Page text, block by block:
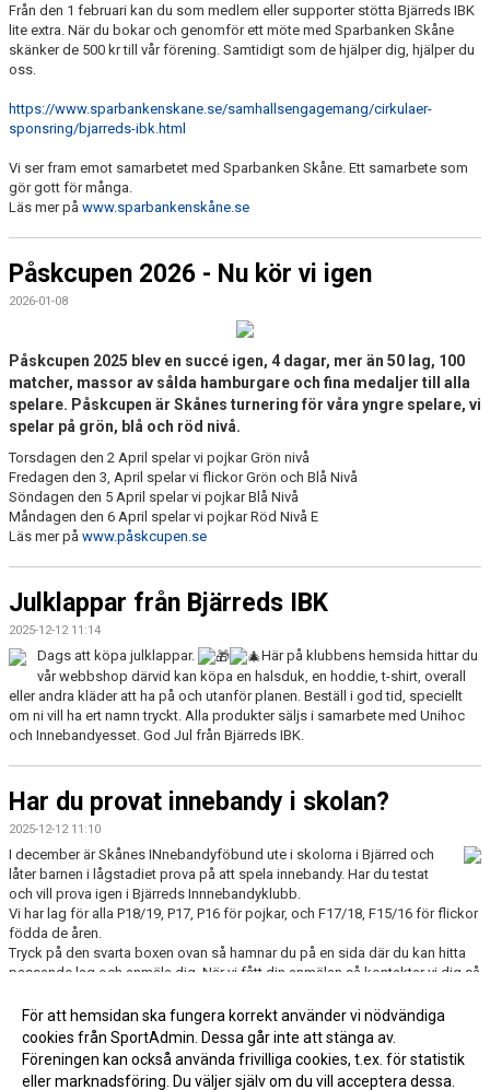
Från den 1 februari kan du som medlem eller supporter stötta Bjärreds IBK
lite extra. När du bokar och genomför ett möte med Sparbanken Skåne
skänker de 500 kr till vår förening. Samtidigt som de hjälper dig, hjälper du
oss.
https://www.sparbankenskane.se/samhallsengagemang/cirkulaer-
sponsring/bjarreds-ibk.html
Vi ser fram emot samarbetet med Sparbanken Skåne. Ett samarbete som
gör gott för många.
Läs mer på www.sparbankenskåne.se
Påskcupen 2026 - Nu kör vi igen
2026-01-08
Påskcupen 2025 blev en succé igen, 4 dagar, mer än 50 lag, 100
matcher, massor av sålda hamburgare och fina medaljer till alla
spelare. Påskcupen är Skånes turnering för våra yngre spelare, vi
spelar på grön, blå och röd nivå.
Torsdagen den 2 April spelar vi pojkar Grön nivå
Fredagen den 3, April spelar vi flickor Grön och Blå Nivå
Söndagen den 5 April spelar vi pojkar Blå Nivå
Måndagen den 6 April spelar vi pojkar Röd Nivå E
Läs mer på www.påskcupen.se
Julklappar från Bjärreds IBK
2025-12-12 11:14
Dags att köpa julklappar. Här på klubbens hemsida hittar du
vår webbshop därvid kan köpa en halsduk, en hoddie, t-shirt, overall
eller andra kläder att ha på och utanför planen. Beställ i god tid, speciellt
om ni vill ha ert namn tryckt. Alla produkter säljs i samarbete med Unihoc
och Innebandyesset. God Jul från Bjärreds IBK.
Har du provat innebandy i skolan?
2025-12-12 11:10
I december är Skånes INnebandyföbund ute i skolorna i Bjärred och
låter barnen i lågstadiet prova på att spela innebandy. Har du testat
och vill prova igen i Bjärreds Innnebandyklubb.
Vi har lag för alla P18/19, P17, P16 för pojkar, och F17/18, F15/16 för flickor
födda de åren.
Tryck på den svarta boxen ovan så hamnar du på en sida där du kan hitta
passande lag och anmäla dig. När vi fått din anmälan så kontaktar vi dig så
Fler nyheter >>
För att hemsidan ska fungera korrekt använder vi nödvändiga
cookies från SportAdmin. Dessa går inte att stänga av.
Föreningen kan också använda frivilliga cookies, t.ex. för statistik
eller marknadsföring. Du väljer själv om du vill acceptera dessa.